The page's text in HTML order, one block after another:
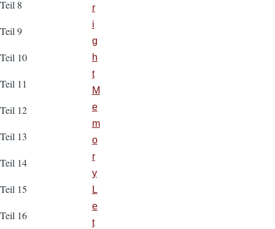
Teil 8
Teil 9
Teil 10
Teil 11
Teil 12
Teil 13
Teil 14
Teil 15
Teil 16
r
i
g
h
t
M
e
m
o
r
y
L
e
t